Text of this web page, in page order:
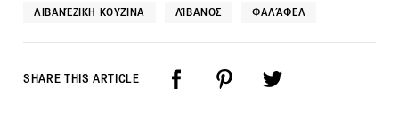
ΛΙΒΑΝΈΖΙΚΗ ΚΟΥΖΊΝΑ ΛΊΒΑΝΟΣ ΦΑΛΆΦΕΛ
SHARE THIS ARTICLE